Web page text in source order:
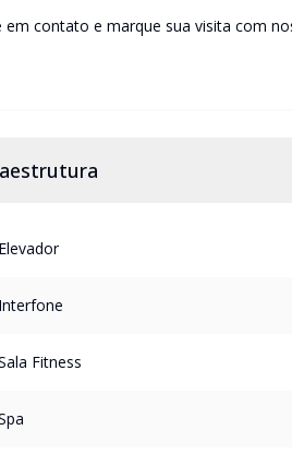
em contato e marque sua visita com
Elevador
Interfone
Fitness